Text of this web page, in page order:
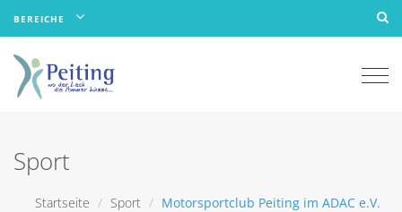
BEREICHE
Sport
Startseite Sport Motorsportclub Peiting im ADAC e.V.